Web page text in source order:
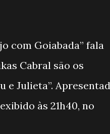
com Goiabada” fala
Cabral são os
e Julieta”.
às 21h40, no